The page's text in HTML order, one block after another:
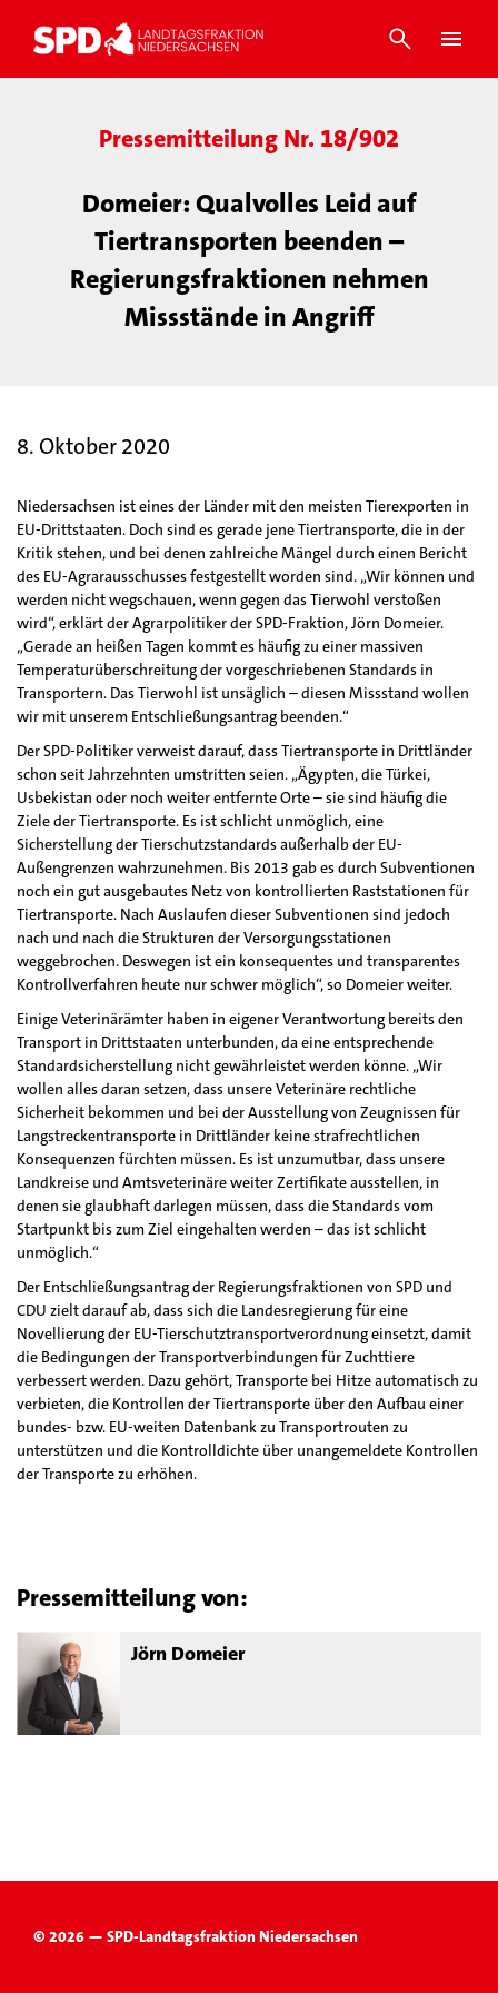
Pressemitteilung Nr. 18/902
Domeier: Qualvolles Leid auf
Tiertransporten beenden –
Regierungsfraktionen nehmen
Missstände in Angriff
8. Oktober 2020
Niedersachsen ist eines der Länder mit den meisten Tierexporten in
EU-Drittstaaten. Doch sind es gerade jene Tiertransporte, die in der
Kritik stehen, und bei denen zahlreiche Mängel durch einen Bericht
des EU-Agrarausschusses festgestellt worden sind. „Wir können und
werden nicht wegschauen, wenn gegen das Tierwohl verstoßen
wird“, erklärt der Agrarpolitiker der SPD-Fraktion, Jörn Domeier.
„Gerade an heißen Tagen kommt es häufig zu einer massiven
Temperaturüberschreitung der vorgeschriebenen Standards in
Transportern. Das Tierwohl ist unsäglich – diesen Missstand wollen
wir mit unserem Entschließungsantrag beenden.“
Der SPD-Politiker verweist darauf, dass Tiertransporte in Drittländer
schon seit Jahrzehnten umstritten seien. „Ägypten, die Türkei,
Usbekistan oder noch weiter entfernte Orte – sie sind häufig die
Ziele der Tiertransporte. Es ist schlicht unmöglich, eine
Sicherstellung der Tierschutzstandards außerhalb der EU-
Außengrenzen wahrzunehmen. Bis 2013 gab es durch Subventionen
noch ein gut ausgebautes Netz von kontrollierten Raststationen für
Tiertransporte. Nach Auslaufen dieser Subventionen sind jedoch
nach und nach die Strukturen der Versorgungsstationen
weggebrochen. Deswegen ist ein konsequentes und transparentes
Kontrollverfahren heute nur schwer möglich“, so Domeier weiter.
Einige Veterinärämter haben in eigener Verantwortung bereits den
Transport in Drittstaaten unterbunden, da eine entsprechende
Standardsicherstellung nicht gewährleistet werden könne. „Wir
wollen alles daran setzen, dass unsere Veterinäre rechtliche
Sicherheit bekommen und bei der Ausstellung von Zeugnissen für
Langstreckentransporte in Drittländer keine strafrechtlichen
Konsequenzen fürchten müssen. Es ist unzumutbar, dass unsere
Landkreise und Amtsveterinäre weiter Zertifikate ausstellen, in
denen sie glaubhaft darlegen müssen, dass die Standards vom
Startpunkt bis zum Ziel eingehalten werden – das ist schlicht
unmöglich.“
Der Entschließungsantrag der Regierungsfraktionen von SPD und
CDU zielt darauf ab, dass sich die Landesregierung für eine
Novellierung der EU-Tierschutztransportverordnung einsetzt, damit
die Bedingungen der Transportverbindungen für Zuchttiere
verbessert werden. Dazu gehört, Transporte bei Hitze automatisch zu
verbieten, die Kontrollen der Tiertransporte über den Aufbau einer
bundes- bzw. EU-weiten Datenbank zu Transportrouten zu
unterstützen und die Kontrolldichte über unangemeldete Kontrollen
der Transporte zu erhöhen.
Pressemitteilung von:
Jörn Domeier
© 2026 — SPD-Landtagsfraktion Niedersachsen